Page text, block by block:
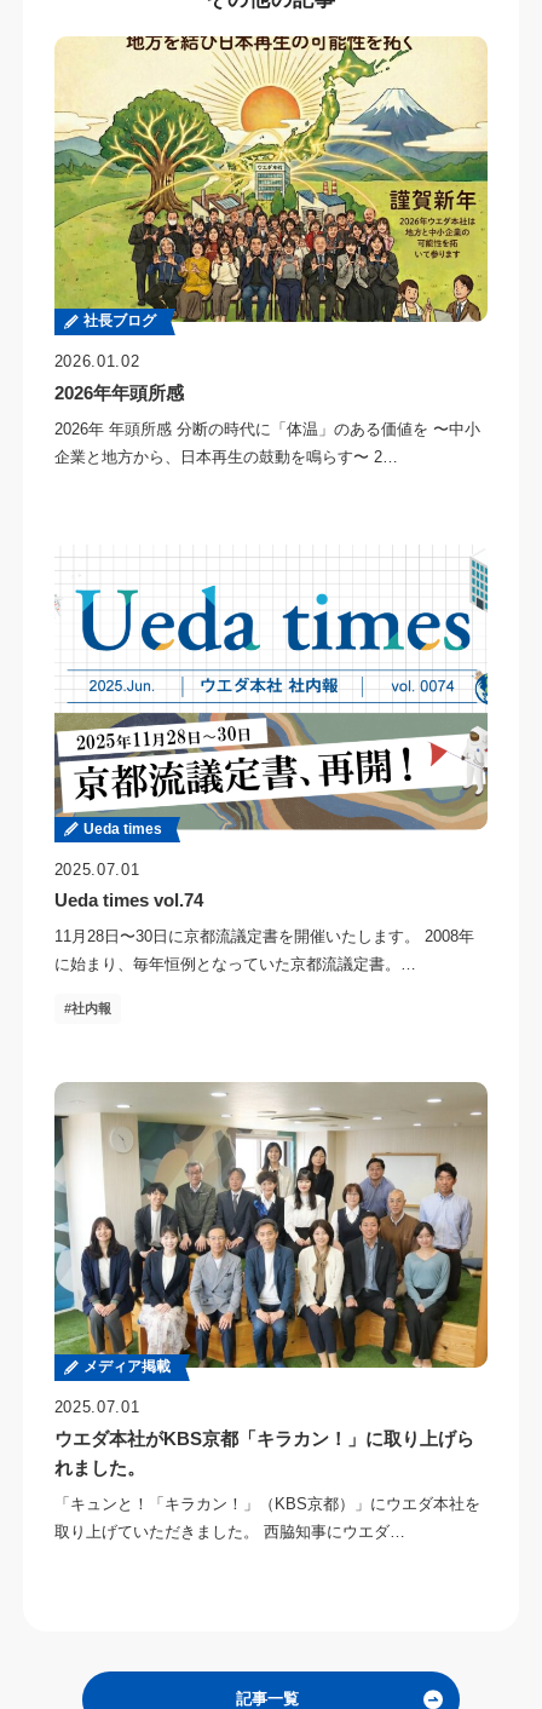
社長ブログ
2026.01.02
2026年年頭所感
2026年 年頭所感 分断の時代に「体温」のある価値を 〜中小
企業と地方から、日本再生の鼓動を鳴らす〜 2…
Ueda times
2025.07.01
Ueda times vol.74
11月28日〜30日に京都流議定書を開催いたします。 2008年
に始まり、毎年恒例となっていた京都流議定書。…
社内報
メディア掲載
2025.07.01
ウエダ本社がKBS京都「キラカン！」に取り上げら
れました。
「キュンと！「キラカン！」（KBS京都）」にウエダ本社を
取り上げていただきました。 西脇知事にウエダ…
記事一覧